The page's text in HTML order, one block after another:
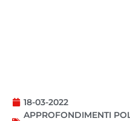
18-03-2022
APPROFONDIMENTI